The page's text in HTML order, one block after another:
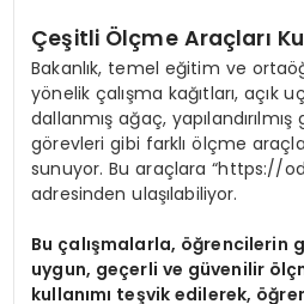
Çeşitli Ölçme Araçları
Bakanlık, temel eğitim ve
yönelik çalışma kağıtları, açık
dallanmış ağaç,
görevleri gibi farklı ölçme
sunuyor. Bu araçlara “https://
adresinden ulaşılabiliyor.
Bu çalışmalarla, öğrencilerin
uygun, geçerli ve güvenilir
kullanımı teşvik edilerek,